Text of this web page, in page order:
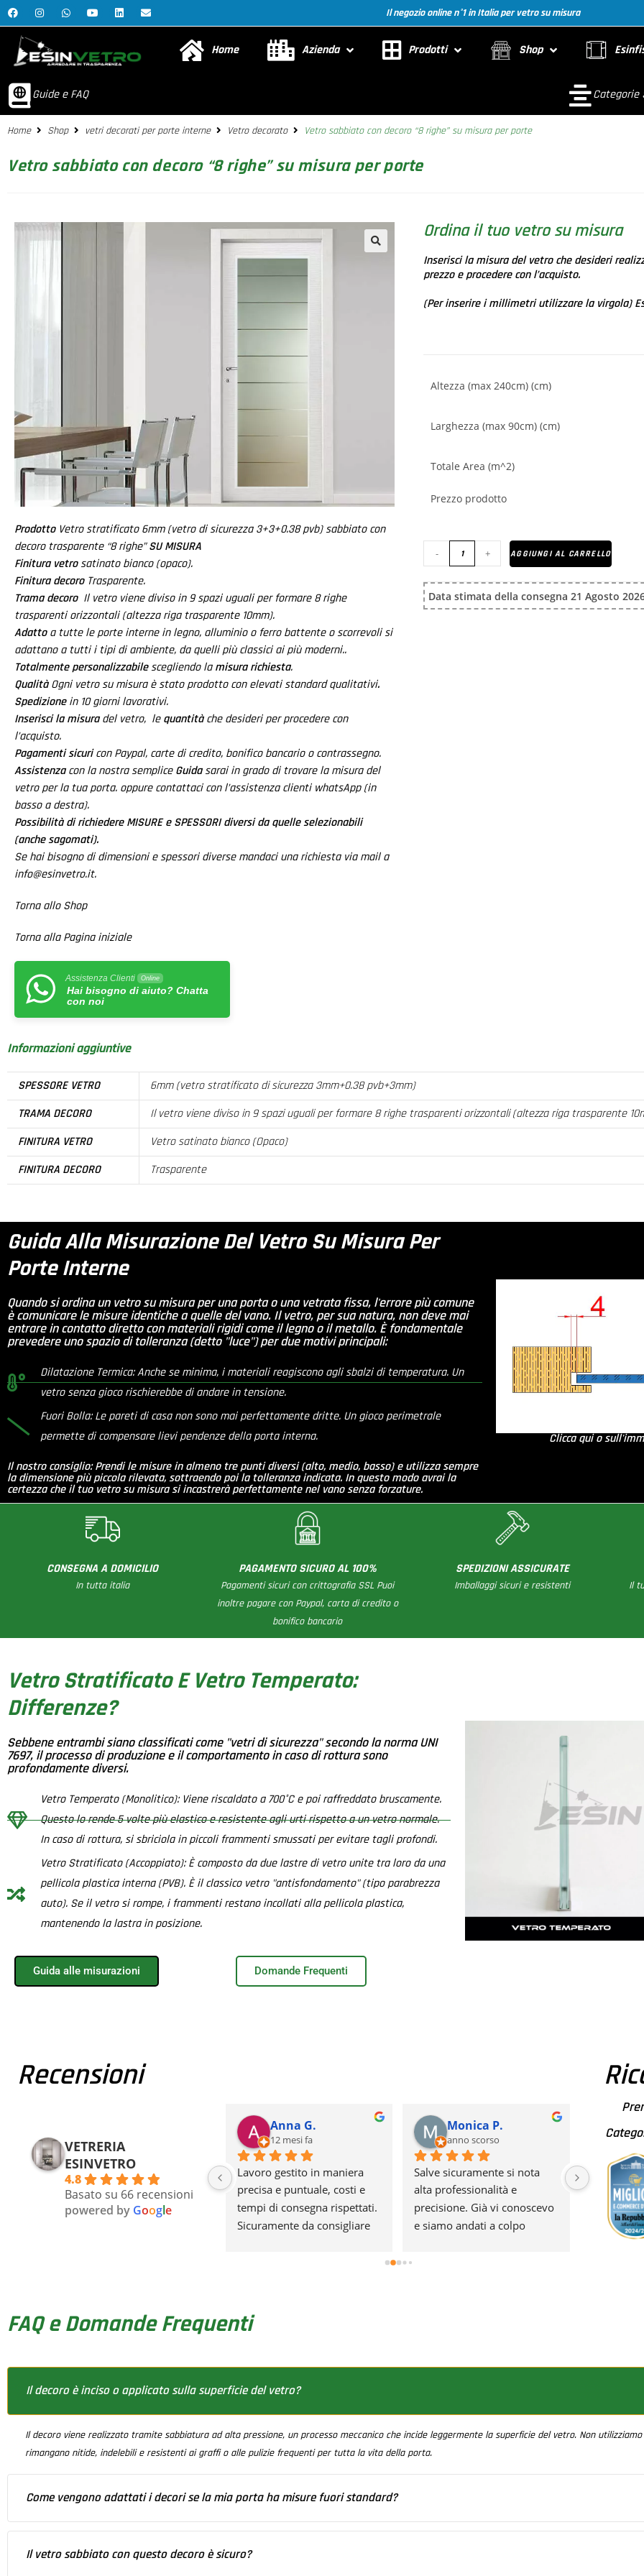
Il negozio online n°1 in Italia per vetro su misura
Home Azienda Prodotti Shop
Guide e FAQ Categorie
Home Shop vetri decorati per porte interne Vetro decorato Vetro sabbiato con decoro “8 righe” su misura per porte
Vetro sabbiato con decoro “8 righe” su misura per porte
Prodotto Vetro stratificato 6mm (vetro di sicurezza 3+3+0.38 pvb) sabbiato con
decoro trasparente “8 righe”SU MISURA
Finitura vetrosatinato bianco (opaco).
Finitura decoroTrasparente.
Trama decoroIl vetro viene diviso in 9 spazi uguali per formare 8 righe
trasparenti orizzontali (altezza riga trasparente 10mm).
Adattoa tutte le porte interne in legno, alluminio o ferro battente o scorrevoli si
adattano a tutti i tipi di ambiente, da quelli più classici ai più moderni..
Totalmente personalizzabilescegliendo lamisura richiesta.
QualitàOgni vetro su misura è stato prodotto con elevati standard qualitativi.
Spedizionein 10 giorni lavorativi.
Inserisci la misuradel vetro, lequantitàche desideri per procedere con
l’acquisto.
Pagamenti sicuricon Paypal, carte di credito, bonifico bancario o contrassegno.
Assistenzacon la nostra sempliceGuidasarai in grado di trovare la misura del
vetro per la tua porta. oppure contattaci con l’assistenza clienti whatsApp (in
basso a destra).
Possibilità di richiedere MISURE e SPESSORI diversi da quelle selezionabili
(anche sagomati).
Se hai bisogno di dimensioni e spessori diverse mandaci una richiesta via mail a
info@esinvetro.it.
Torna allo Shop
Torna alla Pagina iniziale
Assistenza Clienti Online
Hai bisogno di aiuto? Chatta
con noi
Ordina il tuo vetro su misura
Inserisci la misura del vetro che desideri
prezzo e procedere con l’acquisto.
(Per inserire i millimetri utilizzare la virgola)
Altezza (max 240cm) (cm)
Larghezza (max 90cm) (cm)
Totale Area (m^2)
Prezzo prodotto
- + AGGIUNGI AL CARRELLO
Data stimata della consegna 21 Agosto
Informazioni aggiuntive
SPESSORE VETRO
6mm (vetro stratificato di sicurezza 3mm+0.38 pvb+3mm)
TRAMA DECORO
Il vetro viene diviso in 9 spazi uguali per formare 8 righe trasparenti orizzontali (altezza riga trasparente
FINITURA VETRO
Vetro satinato bianco (Opaco)
FINITURA DECORO
Trasparente
Guida Alla Misurazione Del Vetro Su Misura Per
Porte Interne
Quando si ordina un vetro su misura per una porta o una vetrata fissa, l'errore più comune
è comunicare le misure identiche a quelle del vano. Il vetro, per sua natura, non deve mai
entrare in contatto diretto con materiali rigidi come il legno o il metallo. È fondamentale
prevedere uno spazio di tolleranza (detto "luce") per due motivi principali:
Dilatazione Termica: Anche se minima, i materiali reagiscono agli sbalzi di temperatura. Un
vetro senza gioco rischierebbe di andare in tensione.
Fuori Bolla: Le pareti di casa non sono mai perfettamente dritte. Un gioco perimetrale
permette di compensare lievi pendenze della porta interna.
Il nostro consiglio: Prendi le misure in almeno tre punti diversi (alto, medio, basso) e utilizza sempre
la dimensione più piccola rilevata, sottraendo poi la tolleranza indicata. In questo modo avrai la
certezza che il tuo vetro su misura si incastrerà perfettamente nel vano senza forzature.
Clicca qui o
CONSEGNA A DOMICILIO
In tutta italia
PAGAMENTO SICURO AL 100%
Pagamenti sicuri con crittografia SSL Puoi
inoltre pagare con Paypal, carta di credito o
bonifico bancario
SPEDIZIONI ASSICURATE
Imballaggi sicuri e resistenti Il
Vetro Stratificato E Vetro Temperato:
Differenze?
Sebbene entrambi siano classificati come "vetri di sicurezza" secondo la norma UNI
7697, il processo di produzione e il comportamento in caso di rottura sono
profondamente diversi.
Vetro Temperato (Monolitico): Viene riscaldato a 700°C e poi raffreddato bruscamente.
Questo lo rende 5 volte più elastico e resistente agli urti rispetto a un vetro normale.
In caso di rottura, si sbriciola in piccoli frammenti smussati per evitare tagli profondi.
Vetro Stratificato (Accoppiato): È composto da due lastre di vetro unite tra loro da una
pellicola plastica interna (PVB). È il classico vetro "antisfondamento" (tipo parabrezza
auto). Se il vetro si rompe, i frammenti restano incollati alla pellicola plastica,
mantenendo la lastra in posizione.
Guida alle misurazioni Domande Frequenti
Recensioni
VETRERIA
ESINVETRO
4.8
Basato su 66 recensioni
powered by Google
7 mesi fa
Professionali, precisi e
puntuali... Consiglio
moltissimo
Anna G.
12 mesi fa
Lavoro gestito in maniera
precisa e puntuale, costi e
tempi di consegna rispettati.
Sicuramente da consigliare
Monica P.
anno scorso
Salve sicuramente si nota
alta professionalità e
precisione. Già vi conoscevo
e siamo andati a colpo
collaboratori di un
normale che si generi
polvere, però raccogliere il
"grosso" lascia il cliente
le eccellenze devono essere
Più che
lavoro,
FAQ e Domande Frequenti
Il decoro è inciso o applicato sulla superficie del vetro?
Il decoro viene realizzato tramite sabbiatura ad alta pressione, un processo meccanico che incide leggermente la superficie del vetro. Non
rimangano nitide, indelebili e resistenti ai graffi o alle pulizie frequenti per tutta la vita della porta.
Come vengono adattati i decori se la mia porta ha misure fuori standard?
l'effetto estetico sia armonioso, indipendentemente dal fatto che la porta sia molto stretta o fuori misura in altezza.
Il vetro sabbiato con questo decoro è sicuro?